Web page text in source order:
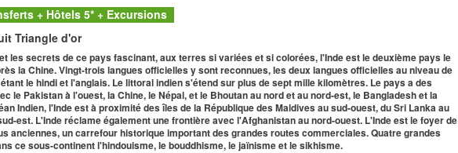
+ Hôtels 5* + Excursions
Triangle d'or
les secrets de ce pays fascinant, aux terres si variées et si colorées, l'Inde est le deuxième pays le
la Chine. Vingt-trois langues officielles y sont reconnues, les deux langues officielles au niveau de
le hindi et l'anglais. Le littoral indien s'étend sur plus de sept mille kilomètres. Le pays a des
le Pakistan à l'ouest, la Chine, le Népal, et le Bhoutan au nord et au nord-est, le Bangladesh et la
Indien, l'Inde est à proximité des îles de la République des Maldives au sud-ouest, du Sri Lanka au
est. L'Inde réclame également une frontière avec l'Afghanistan au nord-ouest. L'Inde est le foyer de
anciennes, un carrefour historique important des grandes routes commerciales. Quatre grandes
ce sous-continent l'hindouisme, le bouddhisme, le jaïnisme et le sikhisme.